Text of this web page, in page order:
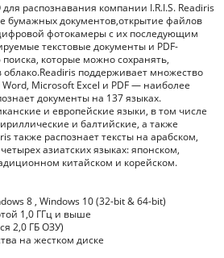
распознавания компании I.R.I.S. Readiris
бумажных документов,открытие файлов
фотокамеры с их последующим
текстовые документы и PDF-
которые можно сохранять,
облако.Readiris поддерживает множество
Microsoft Excel и PDF — наиболее
документы на 137 языках.
и европейские языки, в том числе
и балтийские, а также
также распознает тексты на арабском,
азиатских языках: японском,
китайском и корейском.
8 , Windows 10 (32-bit & 64-bit)
1,0 ГГц и выше
2,0 ГБ ОЗУ)
на жестком диске